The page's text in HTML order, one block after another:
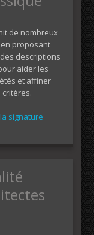
de nombreux
proposant
descriptions
aider les
et affiner
signature